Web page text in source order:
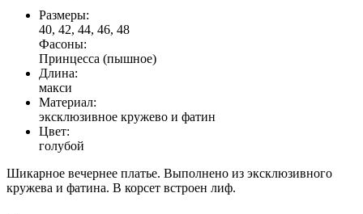
Размеры:
40, 42, 44, 46, 48
Фасоны:
Принцесса (пышное)
Длина:
макси
Материал:
эксклюзивное кружево и фатин
Цвет:
голубой
Шикарное вечернее платье. Выполнено из эксклюзивного
кружева и фатина. В корсет встроен лиф.